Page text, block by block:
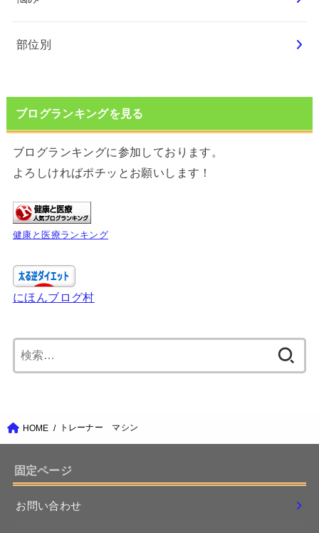
部位別
ブログランキングを見る
ブログランキングに参加しております。
よろしければポチッとお願いします！
健康と医療ランキング
にほんブログ村
索:
HOME トレーナー マシン
固定ページ
お問い合わせ